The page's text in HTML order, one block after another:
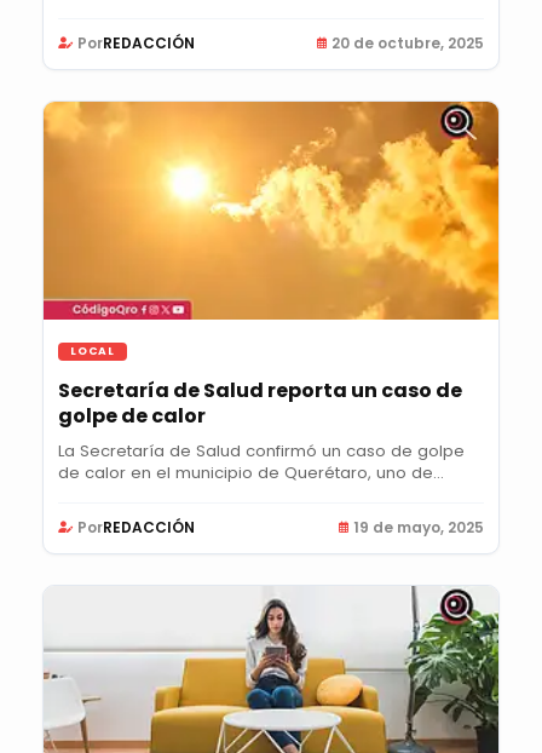
PorREDACCIÓN 20 de octubre, 2025
LOCAL
Secretaría de Salud reporta un caso de
golpe de calor
La Secretaría de Salud confirmó un caso de golpe
de calor en el municipio de Querétaro, uno de...
PorREDACCIÓN 19 de mayo, 2025